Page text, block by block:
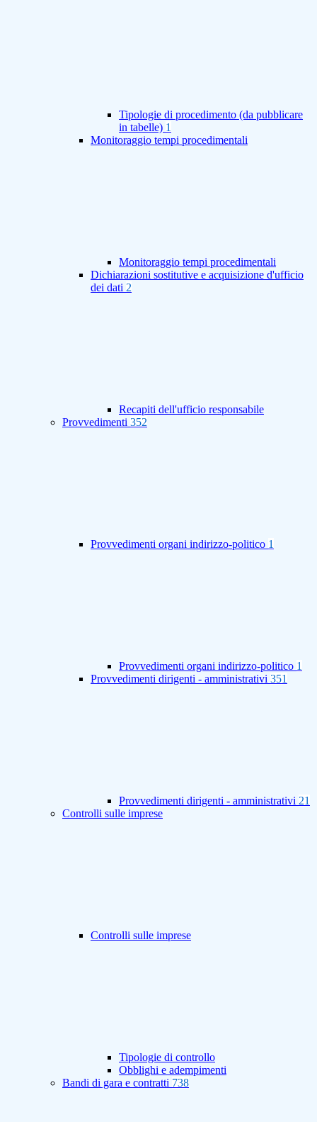
Tipologie di procedimento (da pubblicare
in tabelle) 1
Monitoraggio tempi procedimentali
Monitoraggio tempi procedimentali
Dichiarazioni sostitutive e acquisizione d'ufficio
dei dati 2
Recapiti dell'ufficio responsabile
Provvedimenti 352
Provvedimenti organi indirizzo-politico 1
Provvedimenti organi indirizzo-politico 1
Provvedimenti dirigenti - amministrativi 351
Provvedimenti dirigenti - amministrativi 21
Controlli sulle imprese
Controlli sulle imprese
Tipologie di controllo
Obblighi e adempimenti
Bandi di gara e contratti 738